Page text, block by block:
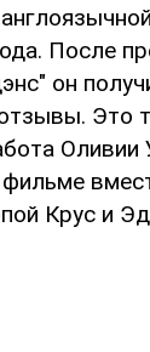
После
он
Это
Оливии
Крус и